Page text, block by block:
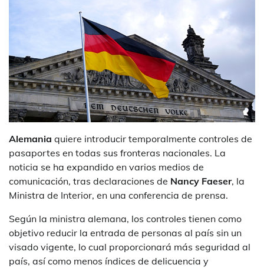
Alemania quiere introducir temporalmente controles de
pasaportes en todas sus fronteras nacionales. La
noticia se ha expandido en varios medios de
comunicación, tras declaraciones de Nancy Faeser, la
Ministra de Interior, en una conferencia de prensa.
Según la ministra alemana, los controles tienen como
objetivo reducir la entrada de personas al país sin un
visado vigente, lo cual proporcionará más seguridad al
país, así como menos índices de delicuencia y